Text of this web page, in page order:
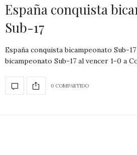
España conquista
Sub-17
España conquista bicampeonato Sub-
bicampeonato Sub-17 al vencer 1-0 a
0 COMPARTIDO